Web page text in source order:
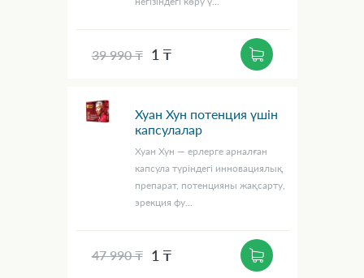
39 990 ₸ 1 ₸
Хуан Хун потенция үшін
капсулалар
Хуан Хун — ерлерге арналған
капсула түріндегі инновациялық
препарат, потенцияны жақсарту,
эрекция фу...
47 990 ₸ 1 ₸